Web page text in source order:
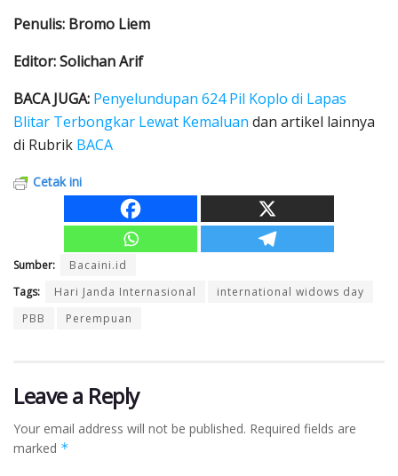
Penulis: Bromo Liem
Editor: Solichan Arif
BACA JUGA: Penyelundupan 624 Pil Koplo di Lapas
Blitar Terbongkar Lewat Kemaluan dan artikel lainnya
di Rubrik BACA
Cetak ini
Sumber:
Bacaini.id
Tags:
Hari Janda Internasional
international widows day
PBB
Perempuan
Leave a Reply
Your email address will not be published. Required fields are
marked *